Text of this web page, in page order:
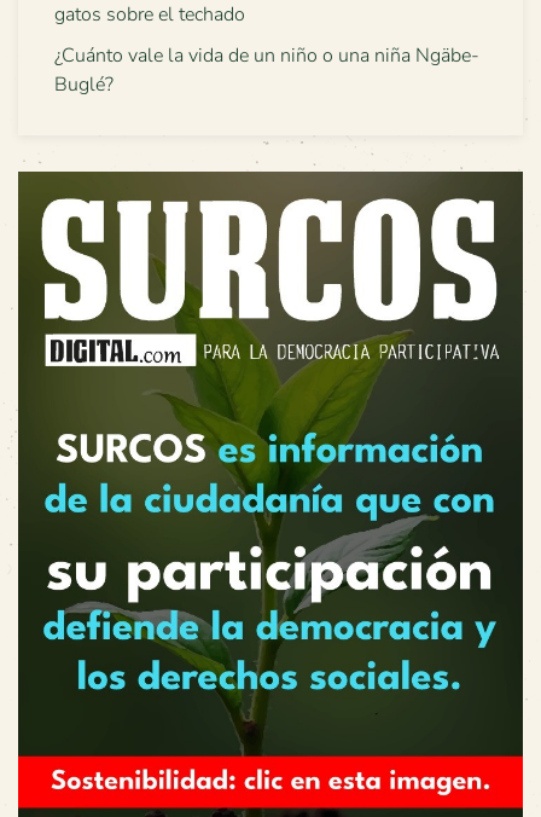
gatos sobre el techado
¿Cuánto vale la vida de un niño o una niña Ngäbe-
Buglé?